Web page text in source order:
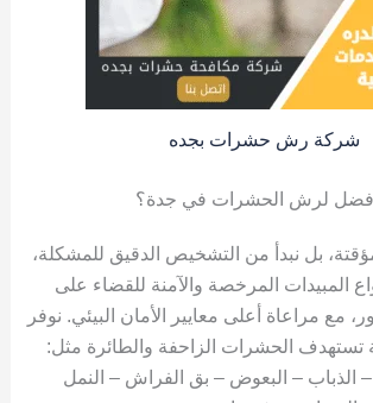
شركة رش حشرات بجده
الأفضل لرش الحشرات في جدة؟
بل نبدأ من التشخيص الدقيق للمشكلة،
المبيدات المرخصة والآمنة للقضاء على
مع مراعاة أعلى معايير الأمان البيئي. نوفر
الحشرات الزاحفة والطائرة مثل:
– الذباب – البعوض – بق الفراش – النمل